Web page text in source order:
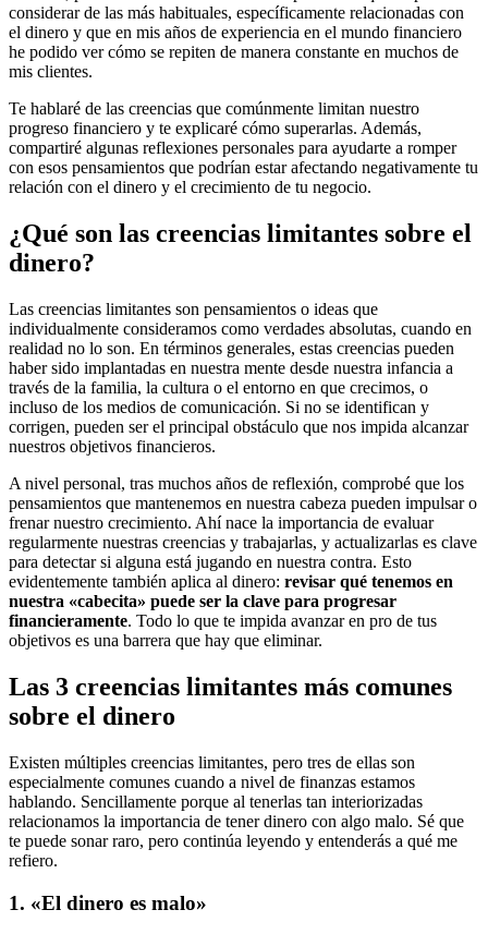
considerar de las más habituales, específicamente relacionadas con
el dinero y que en mis años de experiencia en el mundo financiero
he podido ver cómo se repiten de manera constante en muchos de
mis clientes.
Te hablaré de las creencias que comúnmente limitan nuestro
progreso financiero y te explicaré cómo superarlas. Además,
compartiré algunas reflexiones personales para ayudarte a romper
con esos pensamientos que podrían estar afectando negativamente tu
relación con el dinero y el crecimiento de tu negocio.
¿Qué son las creencias limitantes sobre el
dinero?
Las creencias limitantes son pensamientos o ideas que
individualmente consideramos como verdades absolutas, cuando en
realidad no lo son. En términos generales, estas creencias pueden
haber sido implantadas en nuestra mente desde nuestra infancia a
través de la familia, la cultura o el entorno en que crecimos, o
incluso de los medios de comunicación. Si no se identifican y
corrigen, pueden ser el principal obstáculo que nos impida alcanzar
nuestros objetivos financieros.
A nivel personal, tras muchos años de reflexión, comprobé que los
pensamientos que mantenemos en nuestra cabeza pueden impulsar o
frenar nuestro crecimiento. Ahí nace la importancia de evaluar
regularmente nuestras creencias y trabajarlas, y actualizarlas es clave
para detectar si alguna está jugando en nuestra contra. Esto
evidentemente también aplica al dinero: revisar qué tenemos en
nuestra «cabecita» puede ser la clave para progresar
financieramente. Todo lo que te impida avanzar en pro de tus
objetivos es una barrera que hay que eliminar.
Las 3 creencias limitantes más comunes
sobre el dinero
Existen múltiples creencias limitantes, pero tres de ellas son
especialmente comunes cuando a nivel de finanzas estamos
hablando. Sencillamente porque al tenerlas tan interiorizadas
relacionamos la importancia de tener dinero con algo malo. Sé que
te puede sonar raro, pero continúa leyendo y entenderás a qué me
refiero.
1. «El dinero es malo»